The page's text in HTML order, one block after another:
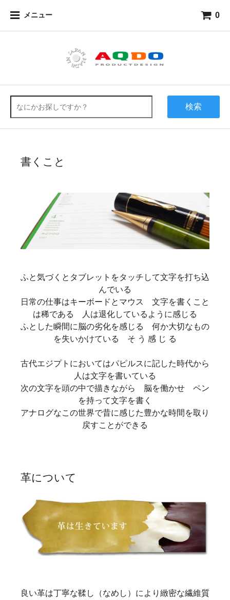
メニュー 0
検索
書くこと
ふと気づくとタブレットをタッチして文字を打ち込
んでいる
日常の仕事はキーボードとマウス 文字を書くこと
は稀である 人は退化しているように感じる
ふとした瞬間に脳の劣化を感じる 何か大切なもの
を失いかけている そ う 感 じ る
古代エジプトにおいてはパピルスに記した時代から
人は文字を書いている
次の文字を頭の中で描きながら 脳を働かせ ペン
を持って文字を書く
アナログなこの世界で昔に感じた豊かな時間を取り
戻すことができる
革について
良い革は丁寧な鞣し（なめし）により緻密な繊維質